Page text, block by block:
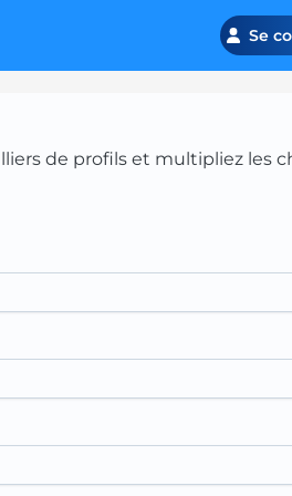
Se
de profils et multipliez les